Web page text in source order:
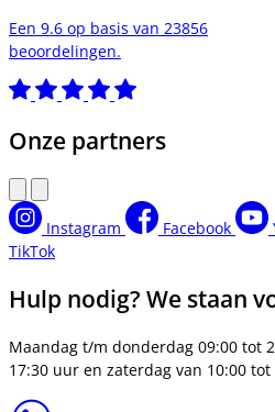
Een 9.6 op basis van 23856
beoordelingen.
Onze partners
Instagram Facebook
TikTok
Hulp nodig? We staan
Maandag t/m donderdag 09:00 tot
17:30 uur en zaterdag van 10:00